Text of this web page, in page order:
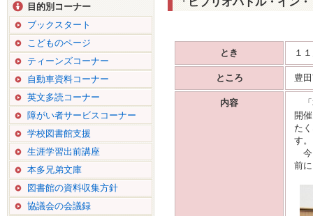
目的別コーナー
ブックスタート
こどものページ
ティーンズコーナー
自動車資料コーナー
英文多読コーナー
障がい者サービスコーナー
学校図書館支援
生涯学習出前講座
本多兄弟文庫
図書館の資料収集方針
協議会の会議録
とき １
ところ 豊
内容
「
開
た
す。
今
前